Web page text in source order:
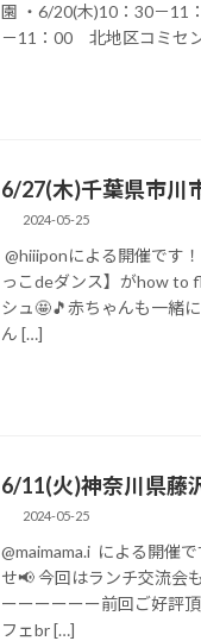
園 ・6/20(木)10：30－11
－11：00 北地区コミセ
6/27(木)千葉県市川
2024-05-25
@hiiiponによる開催です
っこdeダンス】がhow to
シュ🤩🎵赤ちゃんも一緒
ん […]
6/11(火)神奈川県藤
2024-05-25
@maimama.i による開催
せ📢 今回はランチ交流会
ーーーーーー前回ご好評
フェbr […]